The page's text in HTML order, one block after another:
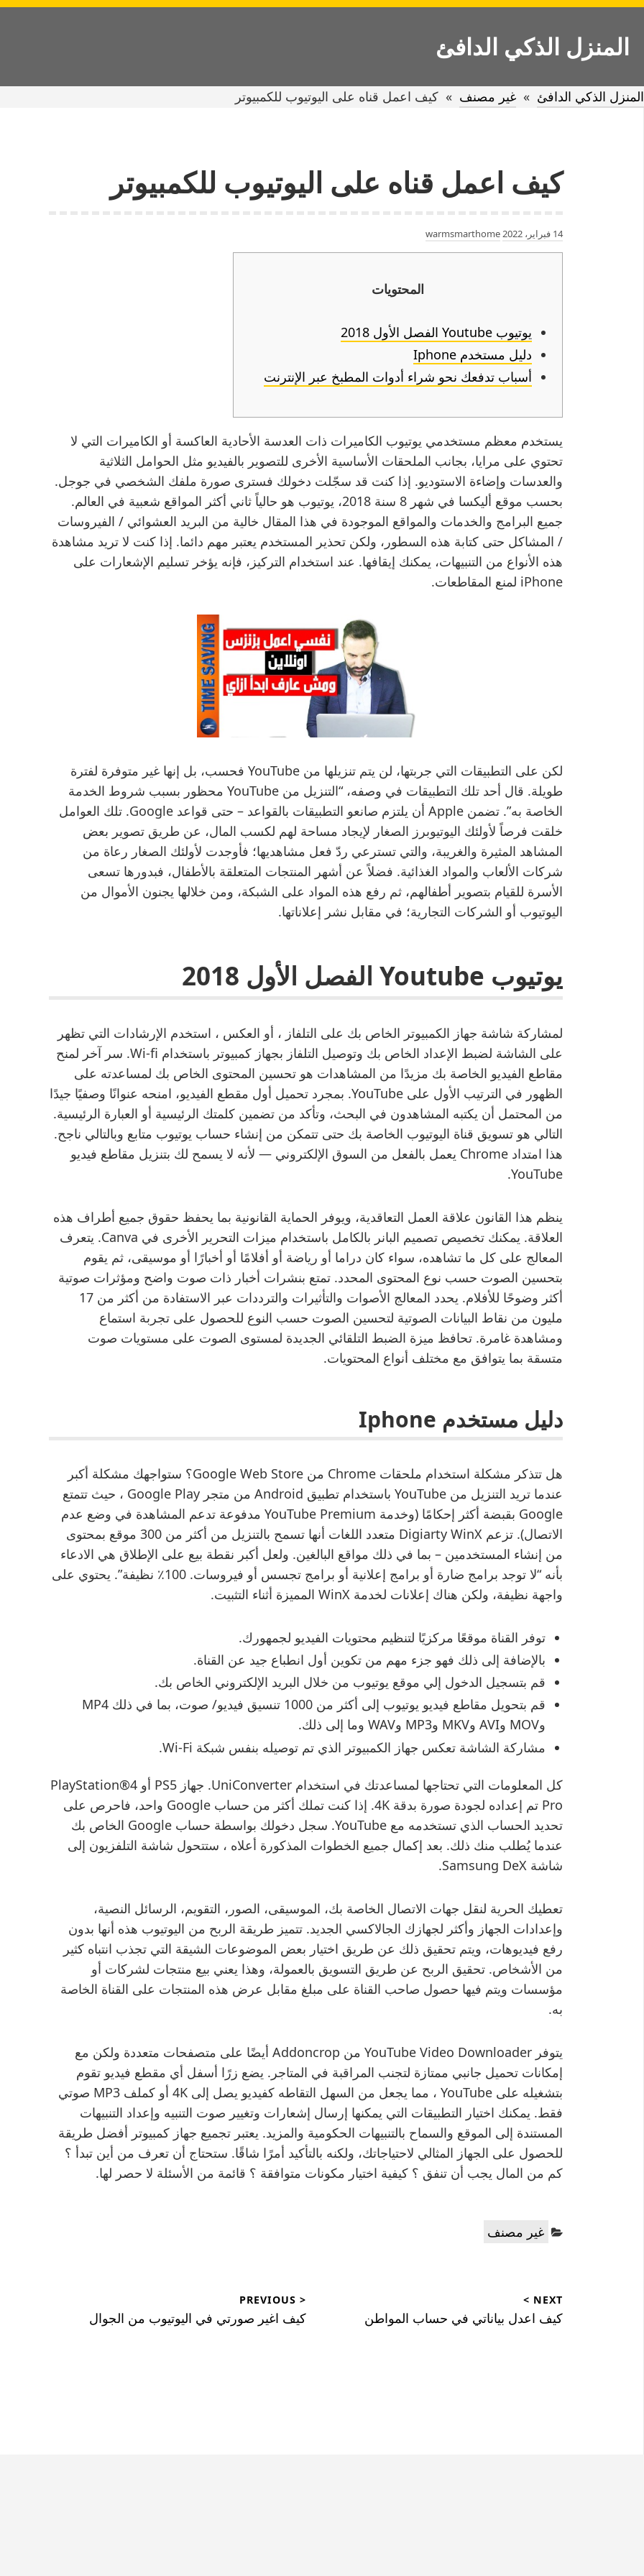
Skip
content
المنزل الذكي الدافئ
المنزل الذكي الدافئ » غير مصنف » كيف اعمل قناه على اليوتيوب للكمبيوتر
كيف اعمل قناه على اليوتيوب للكمبيوتر
14 فبراير، 2022 warmsmarthome
المحتويات
يوتيوب Youtube الفصل الأول 2018
دليل مستخدم Iphone
أسباب تدفعك نحو شراء أدوات المطبخ عبر الإنترنت
يستخدم معظم مستخدمي يوتيوب الكاميرات ذات العدسة الأحادية العاكسة أو الكاميرات التي لا
تحتوي على مرايا، بجانب الملحقات الأساسية الأخرى للتصوير بالفيديو مثل الحوامل الثلاثية
والعدسات وإضاءة الاستوديو. إذا كنت قد سجّلت دخولك فسترى صورة ملفك الشخصي في جوجل.
بحسب موقع أليكسا في شهر 8 سنة 2018، يوتيوب هو حالياً ثاني أكثر المواقع شعبية في العالم.
جميع البرامج والخدمات والمواقع الموجودة في هذا المقال خالية من البريد العشوائي / الفيروسات
/ المشاكل حتى كتابة هذه السطور، ولكن تحذير المستخدم يعتبر مهم دائما. إذا كنت لا تريد مشاهدة
هذه الأنواع من التنبيهات، يمكنك إيقافها. عند استخدام التركيز، فإنه يؤخر تسليم الإشعارات على
iPhone لمنع المقاطعات.
لكن على التطبيقات التي جربتها، لن يتم تنزيلها من YouTube فحسب، بل إنها غير متوفرة لفترة
طويلة. قال أحد تلك التطبيقات في وصفه، “التنزيل من YouTube محظور بسبب شروط الخدمة
الخاصة به”. تضمن Apple أن يلتزم صانعو التطبيقات بالقواعد – حتى قواعد Google. تلك العوامل
خلقت فرصاً لأولئك اليوتيوبرز الصغار لإيجاد مساحة لهم لكسب المال، عن طريق تصوير بعض
المشاهد المثيرة والغريبة، والتي تسترعي ردّ فعل مشاهديها؛ فأوجدت لأولئك الصغار رعاة من
شركات الألعاب والمواد الغذائية. فضلاً عن أشهر المنتجات المتعلقة بالأطفال، فبدورها تسعى
الأسرة للقيام بتصوير أطفالهم، ثم رفع هذه المواد على الشبكة، ومن خلالها يجنون الأموال من
اليوتيوب أو الشركات التجارية؛ في مقابل نشر إعلاناتها.
يوتيوب Youtube الفصل الأول 2018
لمشاركة شاشة جهاز الكمبيوتر الخاص بك على التلفاز ، أو العكس ، استخدم الإرشادات التي تظهر
على الشاشة لضبط الإعداد الخاص بك وتوصيل التلفاز بجهاز كمبيوتر باستخدام Wi-fi. سر آخر لمنح
مقاطع الفيديو الخاصة بك مزيدًا من المشاهدات هو تحسين المحتوى الخاص بك لمساعدته على
الظهور في الترتيب الأول على YouTube. بمجرد تحميل أول مقطع الفيديو، امنحه عنوانًا وصفيًا جيدًا
من المحتمل أن يكتبه المشاهدون في البحث، وتأكد من تضمين كلمتك الرئيسية أو العبارة الرئيسية.
التالي هو تسويق قناة اليوتيوب الخاصة بك حتى تتمكن من إنشاء حساب يوتيوب متابع وبالتالي ناجح.
هذا امتداد Chrome يعمل بالفعل من السوق الإلكتروني — لأنه لا يسمح لك بتنزيل مقاطع فيديو
YouTube.
ينظم هذا القانون علاقة العمل التعاقدية، ويوفر الحماية القانونية بما يحفظ حقوق جميع أطراف هذه
العلاقة. يمكنك تخصيص تصميم البانر بالكامل باستخدام ميزات التحرير الأخرى في Canva. يتعرف
المعالج على كل ما تشاهده، سواء كان دراما أو رياضة أو أفلامًا أو أخبارًا أو موسيقى، ثم يقوم
بتحسين الصوت حسب نوع المحتوى المحدد. تمتع بنشرات أخبار ذات صوت واضح ومؤثرات صوتية
أكثر وضوحًا للأفلام. يحدد المعالج الأصوات والتأثيرات والترددات عبر الاستفادة من أكثر من 17
مليون من نقاط البيانات الصوتية لتحسين الصوت حسب النوع للحصول على تجربة استماع
ومشاهدة غامرة. تحافظ ميزة الضبط التلقائي الجديدة لمستوى الصوت على مستويات صوت
متسقة بما يتوافق مع مختلف أنواع المحتويات.
دليل مستخدم Iphone
هل تتذكر مشكلة استخدام ملحقات Chrome من Google Web Store؟ ستواجهك مشكلة أكبر
عندما تريد التنزيل من YouTube باستخدام تطبيق Android من متجر Google Play ، حيث تتمتع
Google بقبضة أكثر إحكامًا (وخدمة YouTube Premium مدفوعة تدعم المشاهدة في وضع عدم
الاتصال). تزعم Digiarty WinX متعدد اللغات أنها تسمح بالتنزيل من أكثر من 300 موقع بمحتوى
من إنشاء المستخدمين – بما في ذلك مواقع البالغين. ولعل أكبر نقطة بيع على الإطلاق هي الادعاء
بأنه “لا توجد برامج ضارة أو برامج إعلانية أو برامج تجسس أو فيروسات. 100٪ نظيفة”. يحتوي على
واجهة نظيفة، ولكن هناك إعلانات لخدمة WinX المميزة أثناء التثبيت.
توفر القناة موقعًا مركزيًا لتنظيم محتويات الفيديو لجمهورك.
بالإضافة إلى ذلك فهو جزء مهم من تكوين أول انطباع جيد عن القناة.
قم بتسجيل الدخول إلي موقع يوتيوب من خلال البريد الإلكتروني الخاص بك.
قم بتحويل مقاطع فيديو يوتيوب إلى أكثر من 1000 تنسيق فيديو/ صوت، بما في ذلك MP4
وMOV وAVI وMKV وMP3 وWAV وما إلى ذلك.
مشاركة الشاشة تعكس جهاز الكمبيوتر الذي تم توصيله بنفس شبكة Wi-Fi.
كل المعلومات التي تحتاجها لمساعدتك في استخدام UniConverter. جهاز PS5 أو PlayStation®4
Pro تم إعداده لجودة صورة بدقة 4K. إذا كنت تملك أكثر من حساب Google واحد، فاحرص على
تحديد الحساب الذي تستخدمه مع YouTube. سجل دخولك بواسطة حساب Google الخاص بك
عندما يُطلب منك ذلك. بعد إكمال جميع الخطوات المذكورة أعلاه ، ستتحول شاشة التلفزيون إلى
شاشة Samsung DeX.
تعطيك الحرية لنقل جهات الاتصال الخاصة بك، الموسيقى، الصور، التقويم، الرسائل النصية،
وإعدادات الجهاز وأكثر لجهازك الجالاكسي الجديد. تتميز طريقة الربح من اليوتيوب هذه أنها بدون
رفع فيديوهات، ويتم تحقيق ذلك عن طريق اختيار بعض الموضوعات الشيقة التي تجذب انتباه كثير
من الأشخاص. تحقيق الربح عن طريق التسويق بالعمولة، وهذا يعني بيع منتجات لشركات أو
مؤسسات ويتم فيها حصول صاحب القناة على مبلغ مقابل عرض هذه المنتجات على القناة الخاصة
به.
يتوفر YouTube Video Downloader من Addoncrop أيضًا على متصفحات متعددة ولكن مع
إمكانات تحميل جانبي ممتازة لتجنب المراقبة في المتاجر. يضع زرًا أسفل أي مقطع فيديو تقوم
بتشغيله على YouTube ، مما يجعل من السهل التقاطه كفيديو يصل إلى 4K أو كملف MP3 صوتي
فقط. يمكنك اختيار التطبيقات التي يمكنها إرسال إشعارات وتغيير صوت التنبيه وإعداد التنبيهات
المستندة إلى الموقع والسماح بالتنبيهات الحكومية والمزيد. يعتبر تجميع جهاز كمبيوتر أفضل طريقة
للحصول على الجهاز المثالي لاحتياجاتك، ولكنه بالتأكيد أمرًا شاقًا. ستحتاج أن تعرف من أين تبدأ ؟
كم من المال يجب أن تنفق ؟ كيفية اختيار مكونات متوافقة ؟ قائمة من الأسئلة لا حصر لها.
Categories:
غير مصنف
المقالات
< PREVIOUS
Previous
كيف اغير صورتي في اليوتيوب من الجوال
NEXT >
Next
كيف اعدل بياناتي في حساب المواطن